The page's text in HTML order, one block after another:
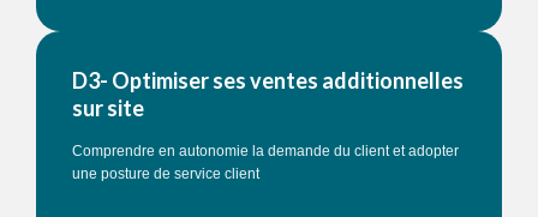
D3- Optimiser ses ventes additionnelles
sur site
Comprendre en autonomie la demande du client et adopter
une posture de service client